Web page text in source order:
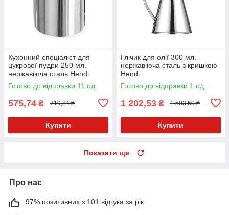
Кухонний спеціаліст для
цукрової пудри 250 мл.
нержавіюча сталь Hendi
Готово до відправки 11 од.
575,74 ₴ 719,84 ₴
Купити
Глічик для олії 300 мл.
нержавіюча сталь з кришкою
Hendi
Готово до відправки 1 од.
1 202,53 ₴ 1 503,50 ₴
Купити
Показати ще
Про нас
97% позитивних з 101 відгука за рік